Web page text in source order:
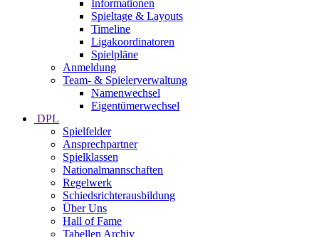
Informationen
Spieltage & Layouts
Timeline
Ligakoordinatoren
Spielpläne
Anmeldung
Team- & Spielerverwaltung
Namenwechsel
Eigentümerwechsel
DPL
Spielfelder
Ansprechpartner
Spielklassen
Nationalmannschaften
Regelwerk
Schiedsrichterausbildung
Über Uns
Hall of Fame
Tabellen Archiv